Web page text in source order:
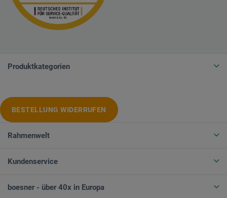
Produktkategorien
BESTELLUNG WIDERRUFEN
Rahmenwelt
Kundenservice
boesner - über 40x in Europa